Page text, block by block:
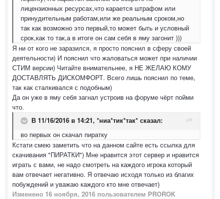
лицензионных ресурсах,что карается штрафом или
принудительным работам,или же реальным сроком,но
так как возможно это первый,то может быть и условный
срок,как то так,а в итоге он сам себя в яму загонит )))
Я ни от кого не заразился, я просто пояснил в сферу своей
деятельности) И пояснил что жаловаться может при наличии
СТИМ версии) Читайте внимательнее, я НЕ ЖЕЛАЮ КОМУ
ДОСТАВЛЯТЬ ДИСКОМФОРТ. Всего лишь пояснил по теме,
так как сталкивался с подобным)
Да он уже в яму себя загнал устроив на форуме чёрт пойми
что.
В 11/16/2016 в 14:21, *ниа*тик*так* сказал:
во первых он скачал пиратку
Кстати смею заметить что на данном сайте есть ссылка для
скачивания "ПИРАТКИ") Мне нравится этот сервер и нравится
играть с вами, не надо смотреть на каждого игрока который
вам отвечает негативно. Я отвечаю исходя только из благих
побуждений и уважаю каждого кто мне отвечает)
Изменено 16 ноября, 2016 пользователем PROROK